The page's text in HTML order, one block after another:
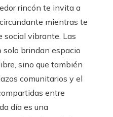
rincón te invita a
mientras te
social vibrante. Las
solo brindan espacio
sino que también
comunitarios y el
entre
día es una